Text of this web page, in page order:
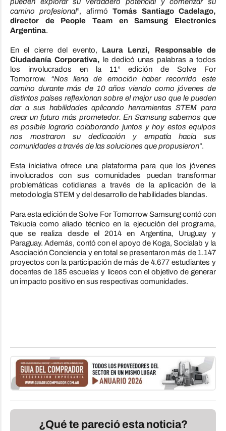
camino profesional”, afirmóTomás Santiago Cadelago,
director de People Team en Samsung Electronics
Argentina.
En el cierre del evento, Laura Lenzi, Responsable de
Ciudadanía Corporativa, le dedicó unas palabras a todos
los involucrados en la 11° edición de Solve For
Tomorrow. “Nos llena de emoción haber recorrido este
camino durante más de 10 años viendo como jóvenes de
distintos países reflexionan sobre el mejor uso que le pueden
dar a sus habilidades aplicando herramientas STEM para
crear un futuro más prometedor. En Samsung sabemos que
es posible lograrlo colaborando juntos y hoy estos equipos
nos mostraron su dedicación y empatía hacia sus
comunidades a través de las soluciones que propusieron”.
Esta iniciativa ofrece una plataforma para que los jóvenes
involucrados con sus comunidades puedan transformar
problemáticas cotidianas a través de la aplicación de la
metodología STEM y del desarrollo de habilidades blandas.
Para esta edición de Solve For Tomorrow Samsung contó con
Tekuoia como aliado técnico en la ejecución del programa,
que se realiza desde el 2014 en Argentina, Uruguay y
Paraguay. Además, contó con el apoyo de Koga, Socialab y la
Asociación Conciencia y en total se presentaron más de 1.147
proyectos con la participación de más de 4.677 estudiantes y
docentes de 185 escuelas y liceos con el objetivo de generar
un impacto positivo en sus respectivas comunidades.
¿Qué te pareció esta noticia?